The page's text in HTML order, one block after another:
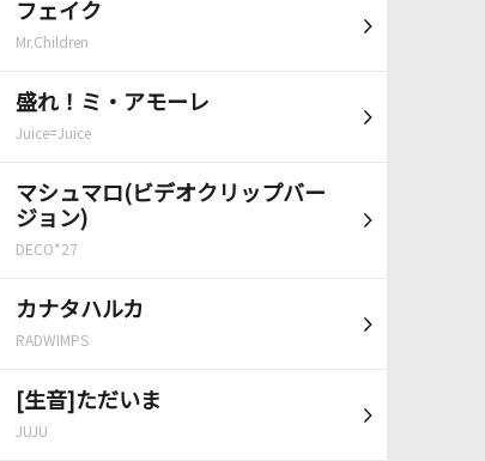
フェイク
Mr.Children
盛れ！ミ・アモーレ
Juice=Juice
マシュマロ(ビデオクリップバー
ジョン)
DECO*27
カナタハルカ
RADWIMPS
[生音]ただいま
JUJU